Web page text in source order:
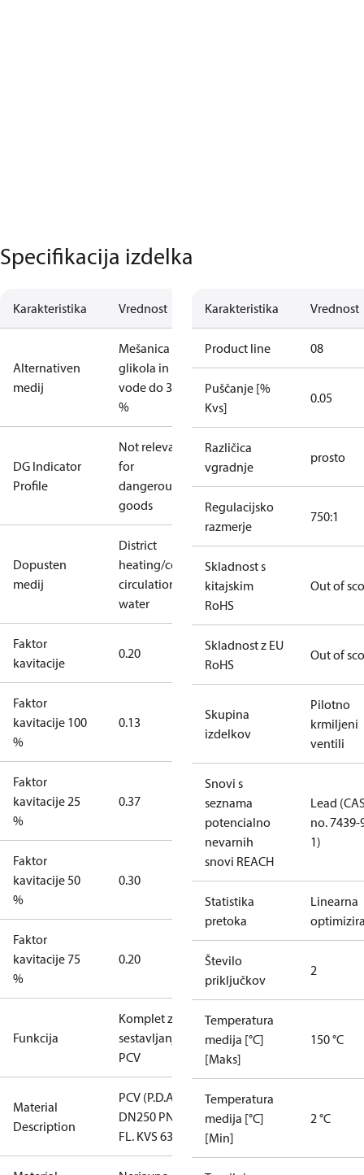
Specifikacija izdelka
Karakteristika Vrednost
Alternativen
medij
Mešanica
glikola in
vode do 30
%
DG Indicator
Profile
Not relevant
for
dangerous
goods
Dopusten
medij
District
heating/cooling
circulation
water
Faktor
kavitacije
0.20
Faktor
kavitacije 100
%
0.13
Faktor
kavitacije 25
%
0.37
Faktor
kavitacije 50
%
0.30
Faktor
kavitacije 75
%
0.20
Funkcija
Komplet za
sestavljanje
PCV
Material
Description
PCV (P.D.A.T)
DN250 PN25
FL. KVS 630
Karakteristika Vrednost
Product line 08
Puščanje [%
Kvs]
0.05
Različica
vgradnje
prosto
Regulacijsko
razmerje
750:1
Skladnost s
kitajskim
RoHS
Out of
Skladnost z EU
RoHS
Out of
Skupina
izdelkov
Pilotno
krmiljeni
ventili
Snovi s
seznama
potencialno
nevarnih
snovi REACH
Lead
no. 7439-
1)
Statistika
pretoka
Linearna
Število
priključkov
2
Temperatura
medija [°C]
[Maks]
150 °C
Temperatura
medija [°C]
[Min]
2 °C